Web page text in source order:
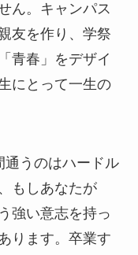
ん。キャンパス
友を作り、学祭
青春」をデザイ
にとって一生の
通うのはハードル
もしあなたが
強い意志を持っ
ります。卒業す